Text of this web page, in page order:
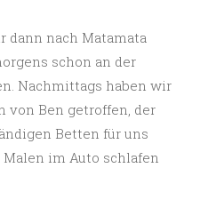
dann nach Matamata
schon an der
Nachmittags haben wir
von Ben getroffen, der
Betten für uns
im Auto schlafen